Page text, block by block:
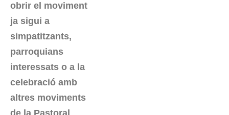
obrir el moviment
ja sigui a
simpatitzants,
parroquians
interessats o a la
celebració amb
altres moviments